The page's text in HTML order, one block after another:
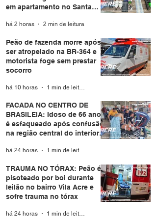
em apartamento no Santa
há 2 horas 2 min de leitura
Peão de fazenda morre após
ser atropelado na BR-364 e
motorista foge sem prestar
socorro
há 10 horas 1 min de leitura
FACADA NO CENTRO DE
BRASILEIA: Idoso de 66 anos
é esfaqueado após confusão
na região central do interior
há 24 horas 1 min de leitura
TRAUMA NO TÓRAX: Peão é
pisoteado por boi durante
leilão no bairro Vila Acre e
sofre trauma no tórax
há 24 horas 1 min de leitura